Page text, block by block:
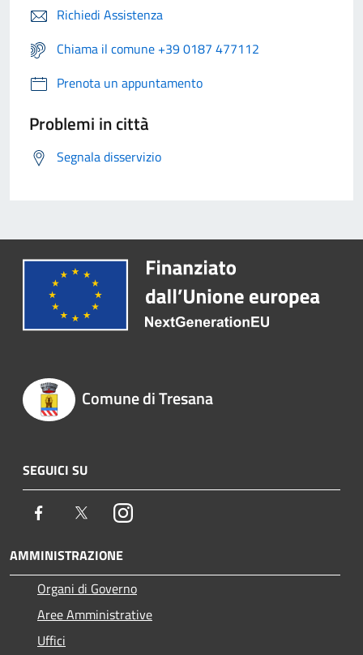
Richiedi Assistenza
Chiama il comune +39 0187 477112
Prenota un appuntamento
Problemi in città
Segnala disservizio
Comune di Tresana
SEGUICI SU
Facebook TwitterInstagram
AMMINISTRAZIONE
Organi di Governo
Aree Amministrative
Uffici